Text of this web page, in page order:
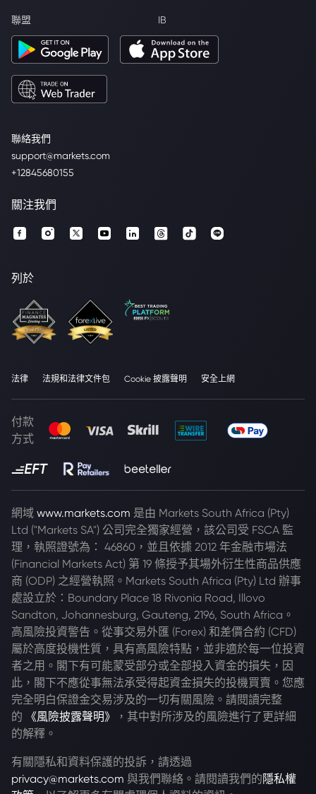
聯絡我們
support@markets.com
+12845680155
聯盟 IB
關注我們
列於
法律 法規和法律文件包 Cookie 披露聲明 安全上網
付款
方式
網域 www.markets.com 是由 Markets South Africa (Pty)
Ltd ("Markets SA") 公司完全獨家經營，該公司受 FSCA 監
理，執照證號為： 46860，並且依據 2012 年金融市場法
(Financial Markets Act) 第 19 條授予其場外衍生性商品供應
商 (ODP) 之經營執照。Markets South Africa (Pty) Ltd 辦事
處設立於：Boundary Place 18 Rivonia Road, Illovo
Sandton, Johannesburg, Gauteng, 2196, South Africa。
高風險投資警告。從事交易外匯 (Forex) 和差價合約 (CFD)
屬於高度投機性質，具有高風險特點，並非適於每一位投資
者之用。閣下有可能蒙受部分或全部投入資金的損失，因
此，閣下不應從事無法承受得起資金損失的投機買賣。您應
完全明白保證金交易涉及的一切有關風險。請閱讀完整
的
《風險披露聲明》
，其中對所涉及的風險進行了更詳細
的解釋。
有關隱私和資料保護的投訴，請透過
privacy@markets.com 與我們聯絡。請閱讀我們的 隱私權